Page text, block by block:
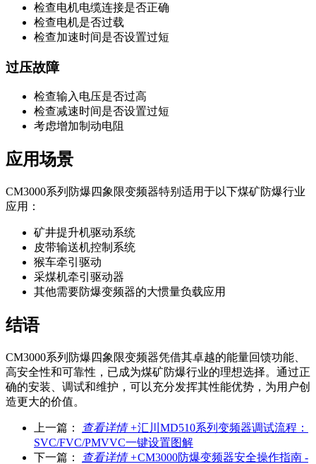
检查电机电缆连接是否正确
检查电机是否过载
检查加速时间是否设置过短
过压故障
检查输入电压是否过高
检查减速时间是否设置过短
考虑增加制动电阻
应用场景
CM3000系列防爆四象限变频器特别适用于以下煤矿防爆行业
应用：
矿井提升机驱动系统
皮带输送机控制系统
猴车牵引驱动
采煤机牵引驱动器
其他需要防爆变频器的大惯量负载应用
结语
CM3000系列防爆四象限变频器凭借其卓越的能量回馈功能、
高安全性和可靠性，已成为煤矿防爆行业的理想选择。通过正
确的安装、调试和维护，可以充分发挥其性能优势，为用户创
造更大的价值。
上一篇： 查看详情 +汇川MD510系列变频器调试流程：
SVC/FVC/PMVVC一键设置图解
下一篇：
查看详情 +CM3000防爆变频器安全操作指南 -